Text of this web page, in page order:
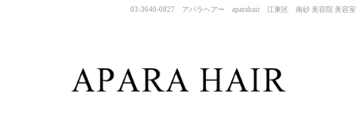
03-3640-0827 アパラヘアー aparahair 江東区 南砂 美容院 美容室